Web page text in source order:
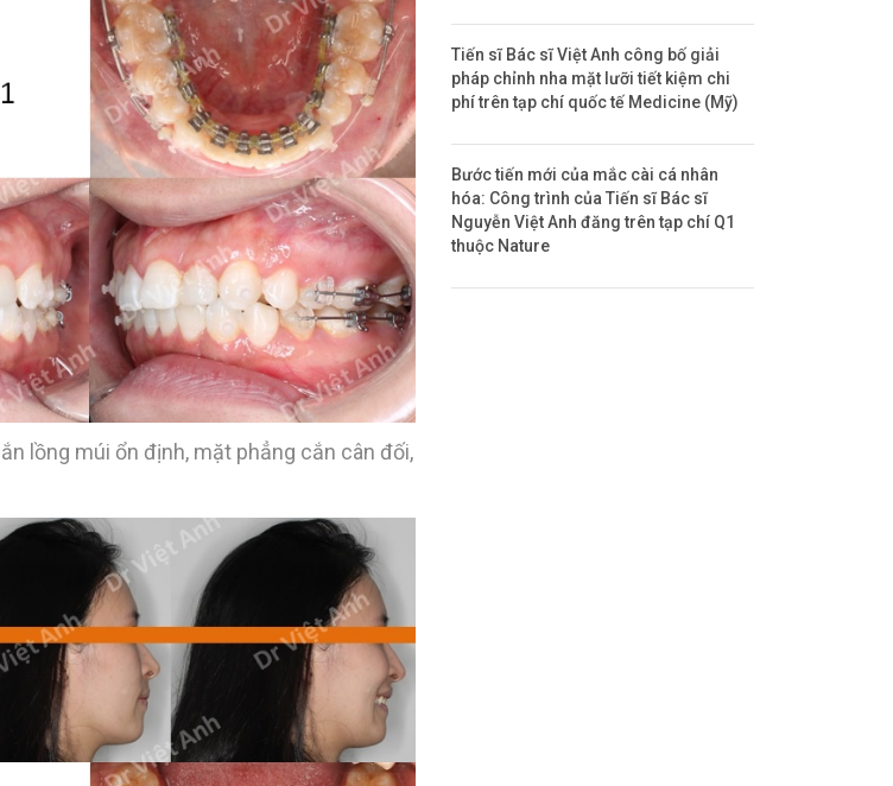
lồng múi ổn định, mặt phẳng cắn cân đối,
Tiến sĩ Bác sĩ Việt Anh công bố giải
pháp chỉnh nha mặt lưỡi tiết kiệm chi
phí trên tạp chí quốc tế Medicine (Mỹ)
Bước tiến mới của mắc cài cá nhân
hóa: Công trình của Tiến sĩ Bác sĩ
Nguyễn Việt Anh đăng trên tạp chí Q1
thuộc Nature